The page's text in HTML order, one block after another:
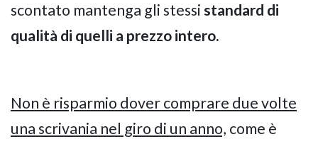
scontato mantenga gli stessistandard di
qualità di quelli a prezzo intero.
Non è risparmio dover comprare due volte
una scrivania nel giro di un anno, come è